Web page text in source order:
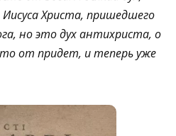
Христа, пришедшего
но это дух антихриста, о
от придет, и теперь уже